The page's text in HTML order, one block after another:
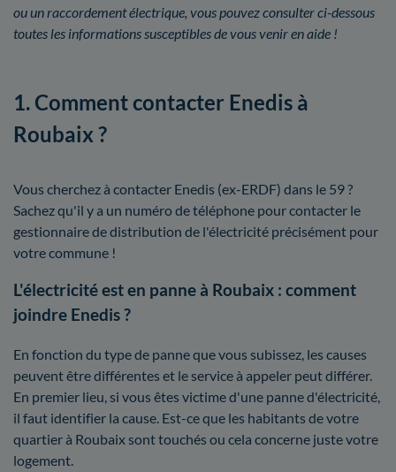
ou un raccordement électrique, vous pouvez consulter ci-dessous
toutes les informations susceptibles de vous venir en aide !
1. Comment contacter Enedis à
Roubaix ?
Vous cherchez à contacter Enedis (ex-ERDF) dans le 59 ?
Sachez qu'il y a un numéro de téléphone pour contacter le
gestionnaire de distribution de l'électricité précisément pour
votre commune !
L'électricité est en panne à Roubaix : comment
joindre Enedis ?
En fonction du type de panne que vous subissez, les causes
peuvent être différentes et le service à appeler peut différer.
En premier lieu, si vous êtes victime d'une panne d'électricité,
il faut identifier la cause. Est-ce que les habitants de votre
quartier à Roubaix sont touchés ou cela concerne juste votre
logement.